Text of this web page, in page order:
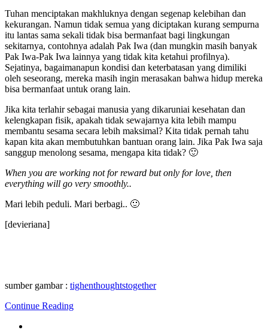
Tuhan menciptakan makhluknya dengan segenap kelebihan dan
kekurangan. Namun tidak semua yang diciptakan kurang sempurna
itu lantas sama sekali tidak bisa bermanfaat bagi lingkungan
sekitarnya, contohnya adalah Pak Iwa (dan mungkin masih banyak
Pak Iwa-Pak Iwa lainnya yang tidak kita ketahui profilnya).
Sejatinya, bagaimanapun kondisi dan keterbatasan yang dimiliki
oleh seseorang, mereka masih ingin merasakan bahwa hidup mereka
bisa bermanfaat untuk orang lain.
Jika kita terlahir sebagai manusia yang dikaruniai kesehatan dan
kelengkapan fisik, apakah tidak sewajarnya kita lebih mampu
membantu sesama secara lebih maksimal? Kita tidak pernah tahu
kapan kita akan membutuhkan bantuan orang lain. Jika Pak Iwa saja
sanggup menolong sesama, mengapa kita tidak? 🙂
When you are working not for reward but only for love, then
everything will go very smoothly..
Mari lebih peduli. Mari berbagi.. 🙂
[devieriana]
sumber gambar : tighenthoughtstogether
Continue Reading